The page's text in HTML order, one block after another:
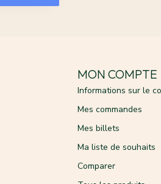
MON COMPTE
Informations sur le
Mes commandes
Mes billets
Ma liste de souhaits
Comparer